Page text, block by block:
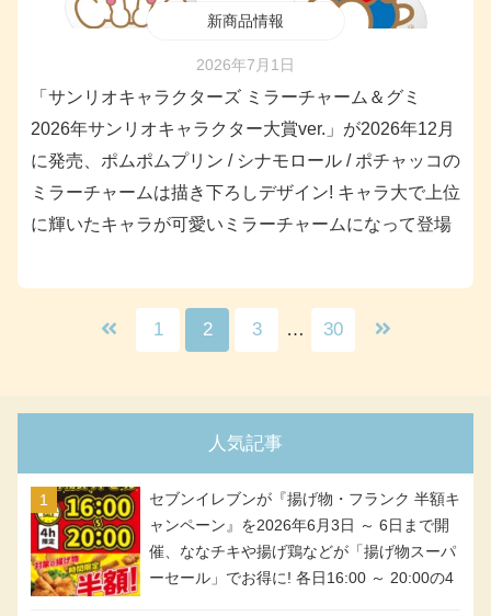
新商品情報
2026年7月1日
「サンリオキャラクターズ ミラーチャーム＆グミ
2026年サンリオキャラクター大賞ver.」が2026年12月
に発売、ポムポムプリン / シナモロール / ポチャッコの
ミラーチャームは描き下ろしデザイン! キャラ大で上位
に輝いたキャラが可愛いミラーチャームになって登場
1 2 3 … 30
人気記事
セブンイレブンが『揚げ物・フランク 半額キ
ャンペーン』を2026年6月3日 ～ 6日まで開
催、ななチキや揚げ鶏などが「揚げ物スーパ
ーセール」でお得に! 各日16:00 ～ 20:00の4